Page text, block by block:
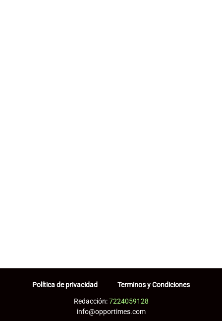
Política de privacidad Terminos y Condiciones
Redacción:7224059128
info@opportimes.com